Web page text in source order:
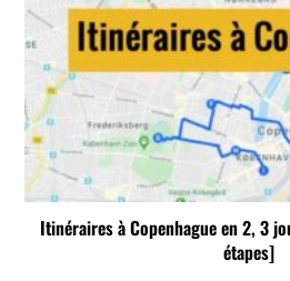
Itinéraires à Copenhague en 2, 3
étapes]